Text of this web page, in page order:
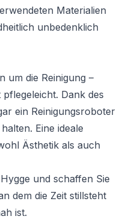
Materialien
unbedenklich
um die Reinigung –
Dank des
ein Reinigungsroboter
Eine ideale
Ästhetik als auch
und schaffen Sie
dem die Zeit stillsteht
ist.